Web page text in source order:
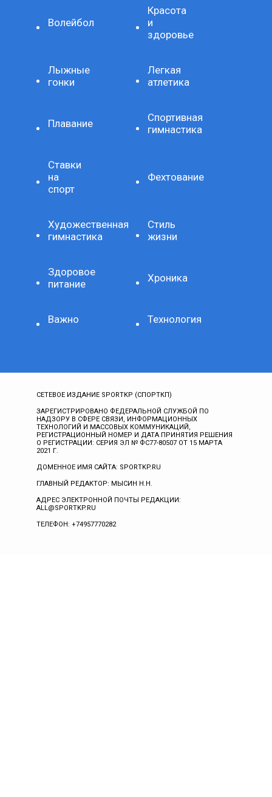
Волейбол
Красота
и
здоровье
Лыжные
гонки
Легкая
атлетика
Плавание
Спортивная
гимнастика
Ставки
на
спорт
Фехтование
Художественная
гимнастика
Стиль
жизни
Здоровое
питание
Хроника
Важно Технология
СЕТЕВОЕ ИЗДАНИЕ SPORTKP (СПОРТКП)
ЗАРЕГИСТРИРОВАНО ФЕДЕРАЛЬНОЙ СЛУЖБОЙ ПО
НАДЗОРУ В СФЕРЕ СВЯЗИ, ИНФОРМАЦИОННЫХ
ТЕХНОЛОГИЙ И МАССОВЫХ КОММУНИКАЦИЙ,
РЕГИСТРАЦИОННЫЙ НОМЕР И ДАТА ПРИНЯТИЯ РЕШЕНИЯ
О РЕГИСТРАЦИИ: СЕРИЯ ЭЛ № ФС77-80507 ОТ 15 МАРТА
2021 Г.
ДОМЕННОЕ ИМЯ САЙТА: SPORTKP.RU
ГЛАВНЫЙ РЕДАКТОР: МЫСИН Н.Н.
АДРЕС ЭЛЕКТРОННОЙ ПОЧТЫ РЕДАКЦИИ:
ALL@SPORTKP.RU
ТЕЛЕФОН: +74957770282